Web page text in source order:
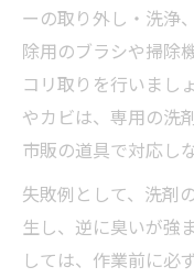
ーの取り外し・洗浄
除用のブラシや掃除
コリ取りを行いまし
やカビは、専用の洗
市販の道具で対応し
失敗例として、洗剤
生し、逆に臭いが強
しては、作業前に必